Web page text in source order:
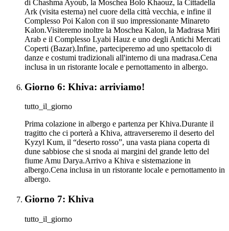
di Chashma Ayoub, la Moschea Bolo Khaouz, la Cittadella
Ark (visita esterna) nel cuore della città vecchia, e infine il
Complesso Poi Kalon con il suo impressionante Minareto
Kalon.Visiteremo inoltre la Moschea Kalon, la Madrasa Miri
Arab e il Complesso Lyabi Hauz e uno degli Antichi Mercati
Coperti (Bazar).Infine, parteciperemo ad uno spettacolo di
danze e costumi tradizionali all'interno di una madrasa.Cena
inclusa in un ristorante locale e pernottamento in albergo.
Giorno 6: Khiva: arriviamo!
tutto_il_giorno
Prima colazione in albergo e partenza per Khiva.Durante il
tragitto che ci porterà a Khiva, attraverseremo il deserto del
Kyzyl Kum, il “deserto rosso”, una vasta piana coperta di
dune sabbiose che si snoda ai margini del grande letto del
fiume Amu Darya.Arrivo a Khiva e sistemazione in
albergo.Cena inclusa in un ristorante locale e pernottamento in
albergo.
Giorno 7: Khiva
tutto_il_giorno